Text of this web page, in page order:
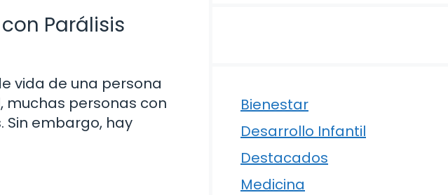
Parálisis
vida de una persona
muchas personas con
Sin embargo, hay
Bienestar
Desarrollo Infantil
Destacados
Medicina